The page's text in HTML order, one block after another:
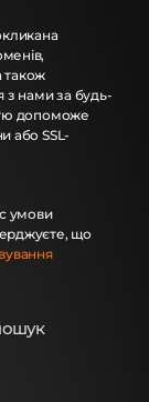
також
з нами за будь-
допоможе
або SSL-
умови
що